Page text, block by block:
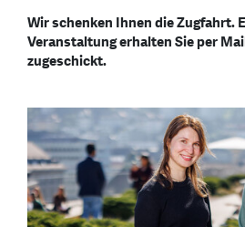
Wir schenken Ihnen die Zugfahrt.
Veranstaltung erhalten Sie per
zugeschickt.